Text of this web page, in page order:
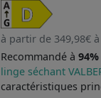
à partir de 349,98€
Recommandé à
linge séchant
caractéristiques